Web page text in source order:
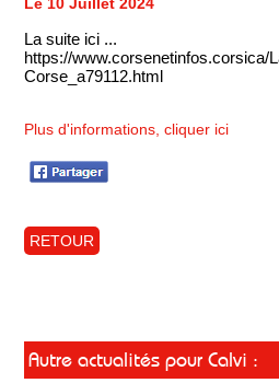
Le 10 Juillet 2024
La suite ici ...
https://www.corsenetinfos.corsica/
Corse_a79112.html
Plus d'informations, cliquer ici
RETOUR
Autre actualités pour Calvi :